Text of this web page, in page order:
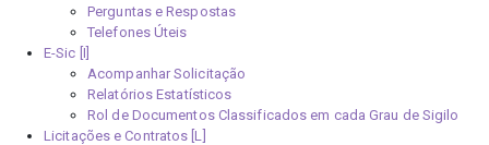
Perguntas e Respostas
Telefones Úteis
E-Sic [I]
Acompanhar Solicitação
Relatórios Estatísticos
Rol de Documentos Classificados em cada Grau de Sigilo
Licitações e Contratos [L]